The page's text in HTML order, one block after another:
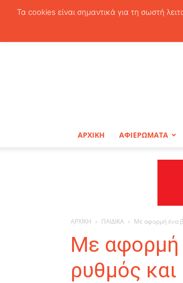
ΑΡΧΙΚΗ ΑΦΙΕΡΩΜΑΤΑ
ΑΡΧΙΚΗ ΠΑΙΔΙΚΑ Με αφορμή ένα
Με αφορμή
ρυθμός
Τα cookies είναι σημαντικά για τη σωστή